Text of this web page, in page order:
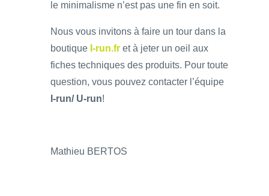
le minimalisme n’est pas une fin en soit.
Nous vous invitons à faire un tour dans la
boutique I-run.fr et à jeter un oeil aux
fiches techniques des produits. Pour toute
question, vous pouvez contacter l’équipe
I-run/ U-run!
Mathieu BERTOS